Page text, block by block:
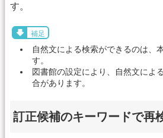
す。
補足
自然文による検索ができるのは、
す。
図書館の設定により、自然文によ
合があります。
訂正候補のキーワードで再